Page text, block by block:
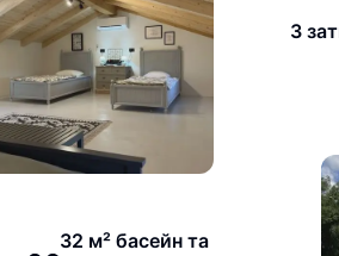
3
32 м² басейн та